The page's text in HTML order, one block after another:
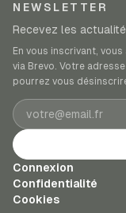
NEWSLETTER
Recevez les
En vous inscrivant,
via Brevo. Votre
pourrez vous
Adresse e-mail
Connexion
Confidentialité
Cookies